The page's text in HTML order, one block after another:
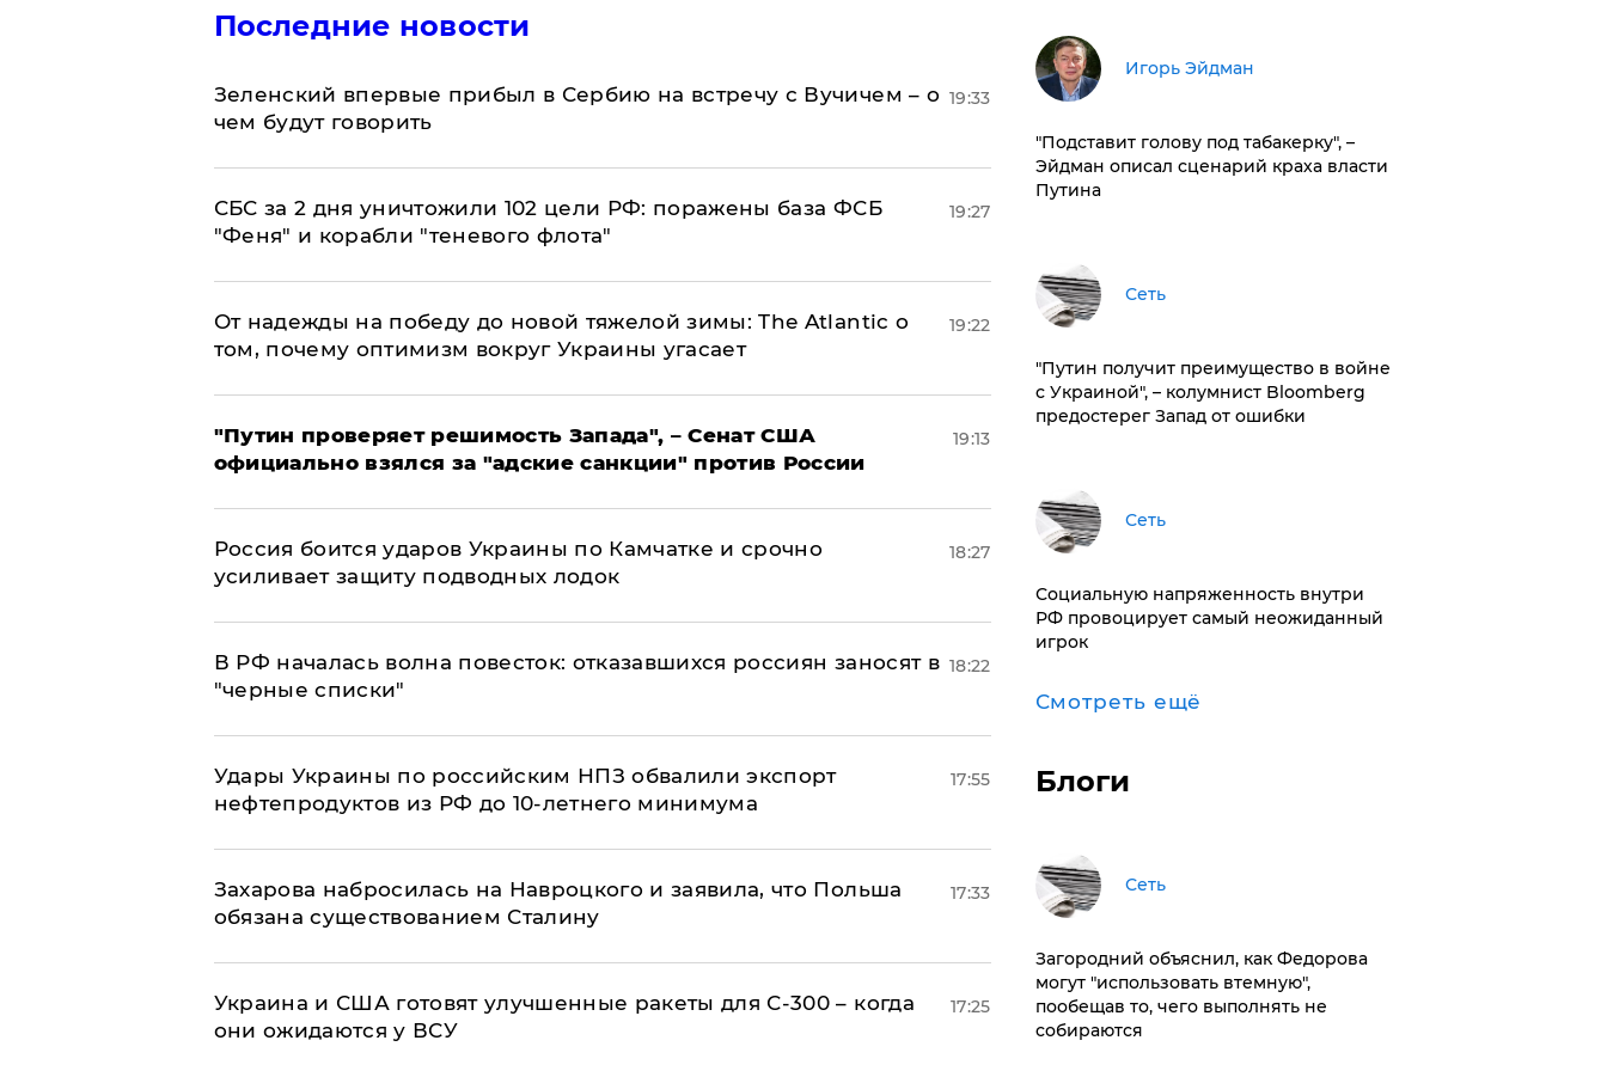
Последние новости
Зеленский впервые прибыл в Сербию на встречу с Вучичем – о
чем будут говорить
19:33
СБС за 2 дня уничтожили 102 цели РФ: поражены база ФСБ
"Феня" и корабли "теневого флота"
19:27
От надежды на победу до новой тяжелой зимы: The Atlantic о
том, почему оптимизм вокруг Украины угасает
19:22
"Путин проверяет решимость Запада", – Сенат США
официально взялся за "адские санкции" против России
19:13
Россия боится ударов Украины по Камчатке и срочно
усиливает защиту подводных лодок
18:27
​В РФ началась волна повесток: отказавшихся россиян заносят в
"черные списки"
18:22
Удары Украины по российским НПЗ обвалили экспорт
нефтепродуктов из РФ до 10-летнего минимума
17:55
​Захарова набросилась на Навроцкого и заявила, что Польша
обязана существованием Сталину
17:33
Украина и США готовят улучшенные ракеты для С-300 – когда
они ожидаются у ВСУ
17:25
Игорь Эйдман
​"Подставит голову под табакерку", –
Эйдман описал сценарий краха власти
Путина
Сеть
"Путин получит преимущество в войне
с Украиной", – колумнист Bloomberg
предостерег Запад от ошибки
Сеть
Социальную напряженность внутри
РФ провоцирует самый неожиданный
игрок
Смотреть ещё
Блоги
Сеть
Загородний объяснил, как Федорова
могут "использовать втемную",
пообещав то, чего выполнять не
собираются